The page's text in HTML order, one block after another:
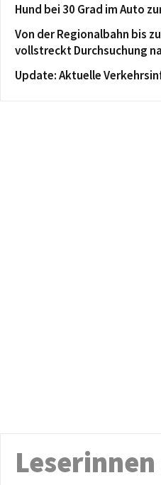
Hund bei 30 Grad im Auto
Von der Regionalbahn bis
vollstreckt Durchsuchung
Update: Aktuelle